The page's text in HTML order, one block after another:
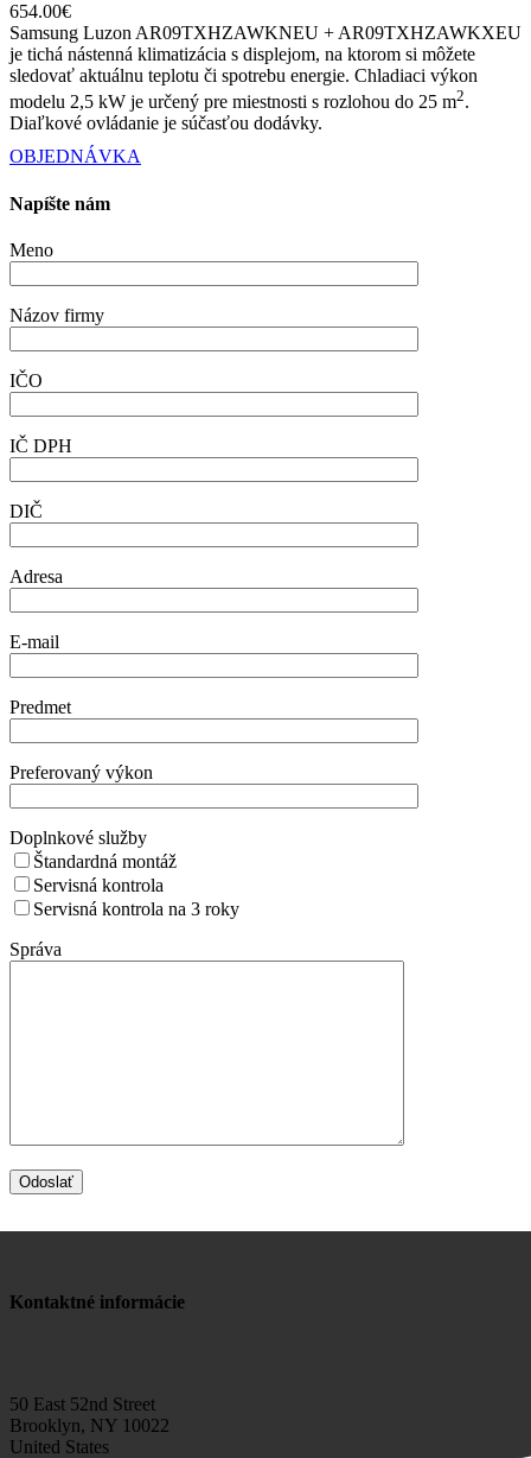
654.00€
Samsung Luzon AR09TXHZAWKNEU + AR09TXHZAWKXEU
je tichá nástenná klimatizácia s displejom, na ktorom si môžete
sledovať aktuálnu teplotu či spotrebu energie. Chladiaci výkon
modelu 2,5 kW je určený pre miestnosti s rozlohou do 25 m2.
Diaľkové ovládanie je súčasťou dodávky.
OBJEDNÁVKA
Napíšte nám
Meno
Názov firmy
IČO
IČ DPH
DIČ
Adresa
E-mail
Predmet
Preferovaný výkon
Doplnkové služby
Štandardná montáž
Servisná kontrola
Servisná kontrola na 3 roky
Správa
Kontaktné informácie
50 East 52nd Street
Brooklyn, NY 10022
United States